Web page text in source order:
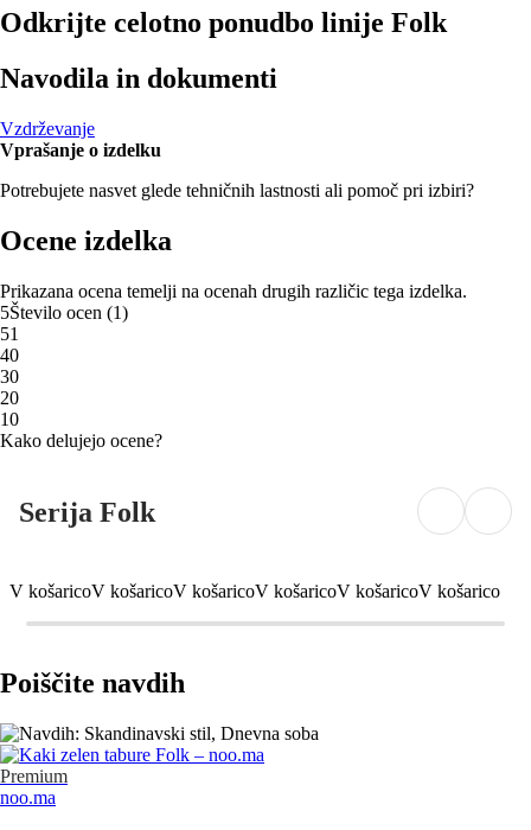
Odkrijte celotno ponudbo linije Folk
Navodila in dokumenti
Vzdrževanje
Vprašanje o izdelku
Potrebujete nasvet glede tehničnih lastnosti ali pomoč pri izbiri?
Ocene izdelka
Prikazana ocena temelji na ocenah drugih različic tega izdelka.
5Število ocen (1)
51
40
30
20
10
Kako delujejo ocene?
Serija Folk
V košaricoV košaricoV košaricoV košaricoV košaricoV košarico
Poiščite navdih
Premium
noo.ma